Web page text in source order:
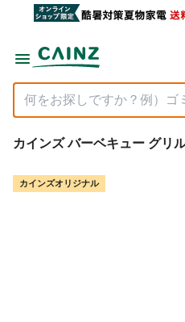
カインズ バーベキュー グリ
カインズオリジナル